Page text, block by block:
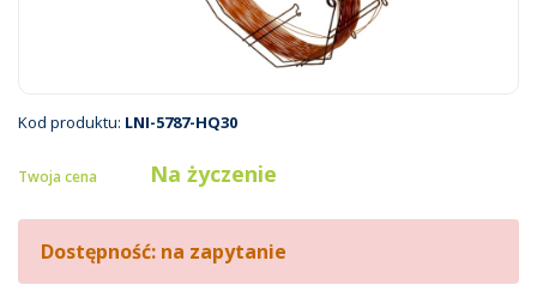
Kod produktu: LNI-5787-HQ30
Twoja cena Na życzenie
Dostępność: na zapytanie